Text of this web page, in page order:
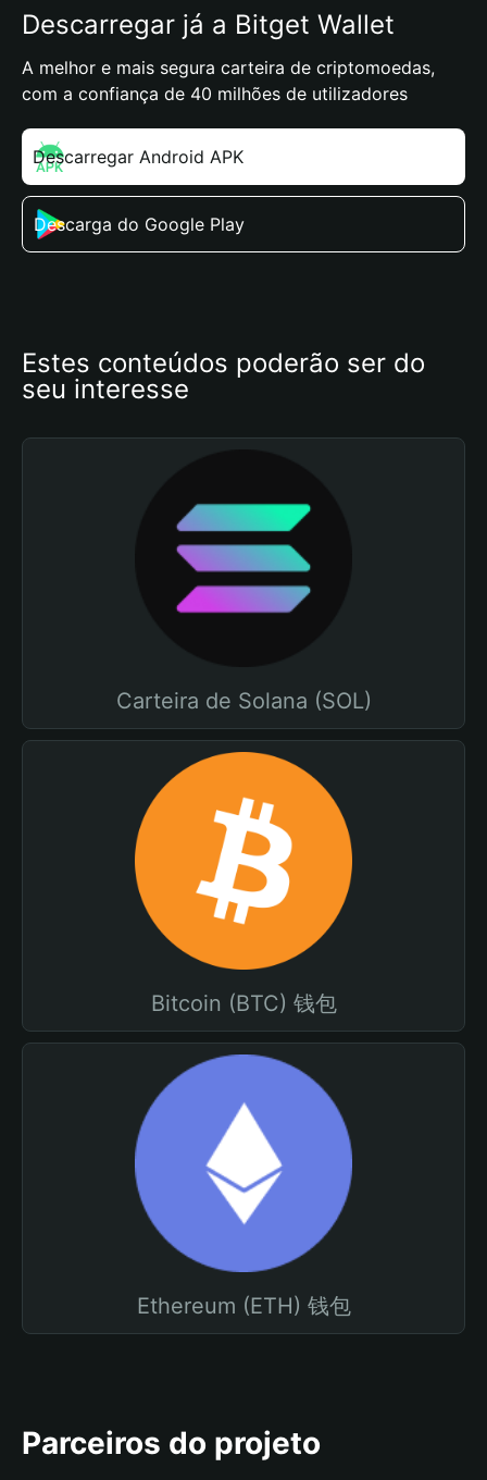
Descarregar já a Bitget Wallet
A melhor e mais segura carteira de criptomoedas,
com a confiança de 40 milhões de utilizadores
Descarregar Android APK
Descarga do Google Play
Estes conteúdos poderão ser do
seu interesse
Carteira de Solana (SOL)
Bitcoin (BTC) 钱包
Ethereum (ETH) 钱包
Parceiros do projeto